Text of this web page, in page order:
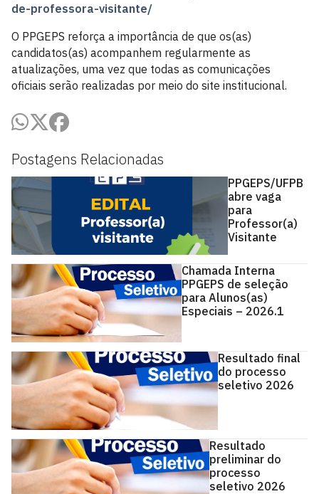
Postagens Relacionadas
PPGEPS/UFPB
abre vaga
para
Professor(a)
Visitante
Chamada Interna
PPGEPS de seleção
para Alunos(as)
Especiais – 2026.1
Resultado final
do processo
seletivo 2026
Resultado
preliminar do
processo
seletivo 2026
de-professora-visitante/
O PPGEPS reforça a importância de que os(as)
candidatos(as) acompanhem regularmente as
atualizações, uma vez que todas as comunicações
oficiais serão realizadas por meio do site institucional.